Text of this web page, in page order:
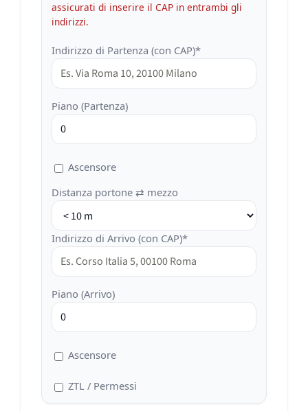
assicurati di inserire il CAP in entrambi gli
indirizzi.
Indirizzo di Partenza (con CAP)*
Piano (Partenza)
Ascensore
Distanza portone ⇄ mezzo
Indirizzo di Arrivo (con CAP)*
Piano (Arrivo)
Ascensore
ZTL / Permessi